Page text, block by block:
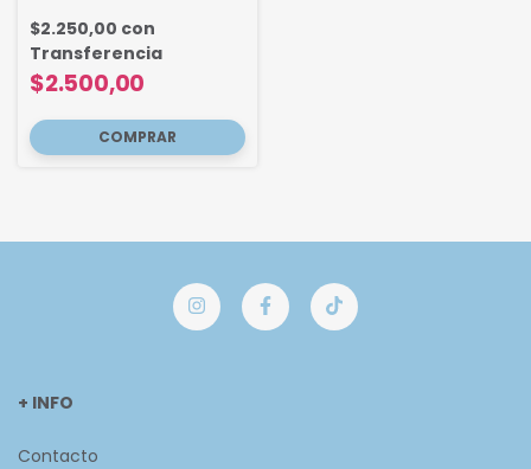
$2.500,00
$2.250,00 con
Transferencia
+ INFO
Contacto